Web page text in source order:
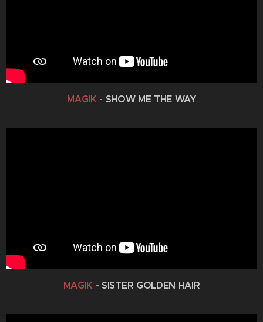
MAGIK- SHOW ME THE WAY
MAGIK - SISTER GOLDEN HAIR